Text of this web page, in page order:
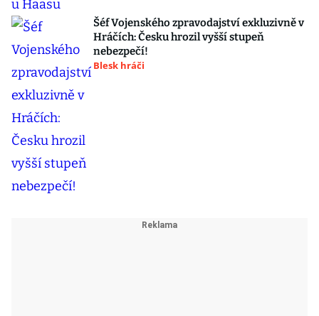
Šéf Vojenského zpravodajství exkluzivně v
Hráčích: Česku hrozil vyšší stupeň
nebezpečí!
Blesk hráči